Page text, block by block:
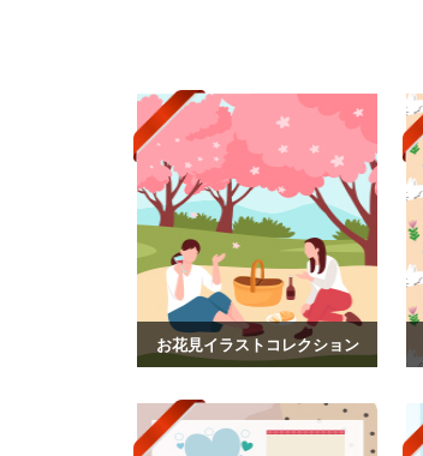
お花見イラストコレクション